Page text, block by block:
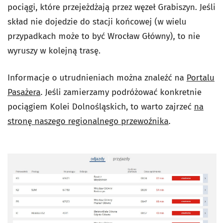
pociągi, które przejeżdżają przez węzeł Grabiszyn. Jeśli
skład nie dojedzie do stacji końcowej (w wielu
przypadkach może to być Wrocław Główny), to nie
wyruszy w kolejną trasę.
Informacje o utrudnieniach można znaleźć na Portalu
Pasażera. Jeśli zamierzamy podróżować konkretnie
pociągiem Kolei Dolnośląskich, to warto zajrzeć na
stronę naszego regionalnego przewoźnika.